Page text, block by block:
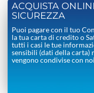
ACQUISTA
SICUREZZA
Puoi pagare con il tuo
la tua carta di credito o
tutti i casi le tue
sensibili (dati della carta)
vengono condivise con